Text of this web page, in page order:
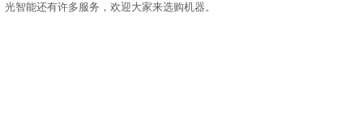
光智能还有许多服务，欢迎大家来选购机器。